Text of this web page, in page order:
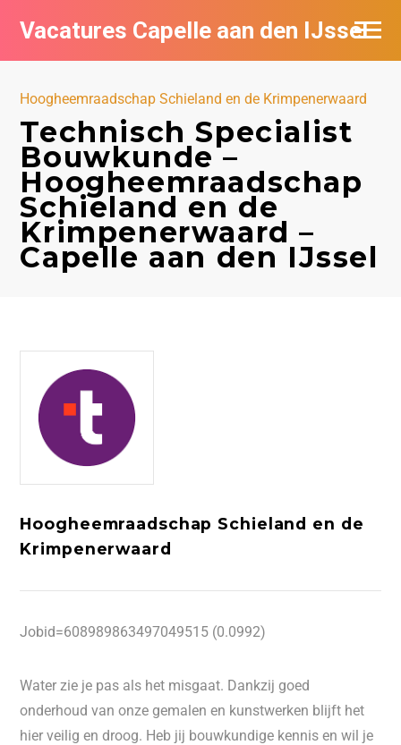
Vacatures Capelle aan den IJssel
Hoogheemraadschap Schieland en de Krimpenerwaard
Technisch Specialist
Bouwkunde –
Hoogheemraadschap
Schieland en de
Krimpenerwaard –
Capelle aan den IJssel
Hoogheemraadschap Schieland en de
Krimpenerwaard
Jobid=608989863497049515 (0.0992)
Water zie je pas als het misgaat. Dankzij goed
onderhoud van onze gemalen en kunstwerken blijft het
hier veilig en droog. Heb jij bouwkundige kennis en wil je